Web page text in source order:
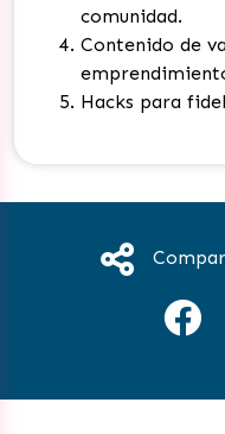
comunidad.
Contenido de
Hacks para